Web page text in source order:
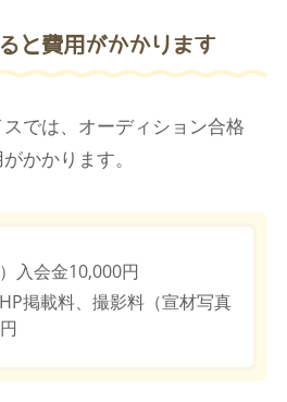
と費用がかかります
では、オーディション合格
かかります。
入会金10,000円
掲載料、撮影料（宣材写真